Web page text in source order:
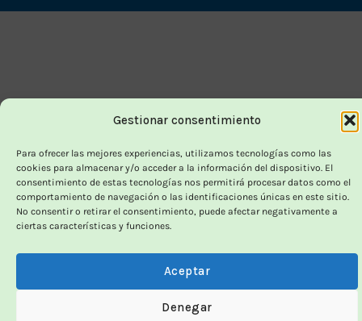
Gestionar consentimiento
Para ofrecer las mejores experiencias, utilizamos tecnologías como las
cookies para almacenar y/o acceder a la información del dispositivo. El
consentimiento de estas tecnologías nos permitirá procesar datos como el
comportamiento de navegación o las identificaciones únicas en este sitio.
No consentir o retirar el consentimiento, puede afectar negativamente a
ciertas características y funciones.
Aceptar
Denegar